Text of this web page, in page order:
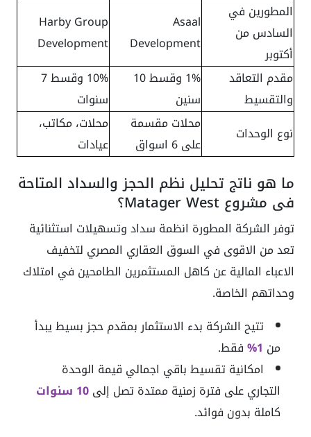
المطورين في
السادس من
أكتوبر
Asaal
Development
Harby Group
Development
مقدم التعاقد
والتقسيط
1% وقسط 10
سنين
10% وقسط 7
سنوات
نوع الوحدات
محلات مقسمة
على 6 اسواق
محلات، مكاتب،
عيادات
ما هو ناتج تحليل نظم الحجز والسداد المتاحة
في مشروع Matager West؟
توفر الشركة المطورة انظمة سداد وتسهيلات استثنائية
تعد من الاقوى في السوق العقاري المصري لتخفيف
الاعباء المالية عن كاهل المستثمرين الطامحين في امتلاك
وحداتهم الخاصة.
تتيح الشركة بدء الاستثمار بمقدم حجز بسيط يبدأ
من 1%
فقط.
امكانية تقسيط باقي اجمالي قيمة الوحدة
التجاري على فترة زمنية ممتدة تصل إلى
كاملة بدون فوائد.